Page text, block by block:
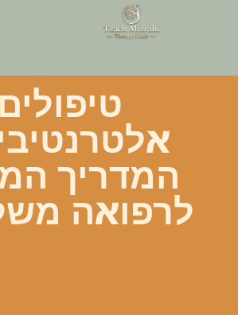
טיפולים
המדריך
לרפואה